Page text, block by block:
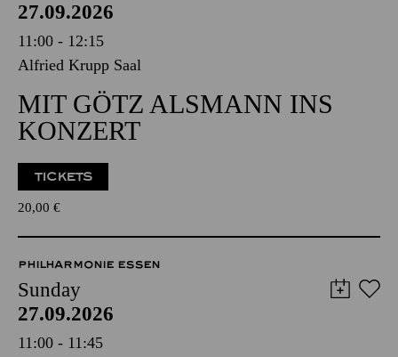
27.09.2026
11:00 - 12:15
Alfried Krupp Saal
MIT GÖTZ ALSMANN INS
KONZERT
TICKETS
20,00 €
PHILHARMONIE ESSEN
Sunday
27.09.2026
11:00 - 11:45